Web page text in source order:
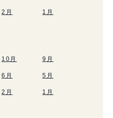
2月 1月
10月 9月
6月 5月
2月 1月